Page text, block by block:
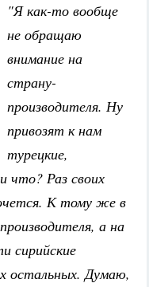
"Я как-то вообще
не обращаю
внимание на
страну-
производителя. Ну
привозят к нам
турецкие,
что? Раз своих
К тому же в
а на
сирийские
остальных. Думаю,